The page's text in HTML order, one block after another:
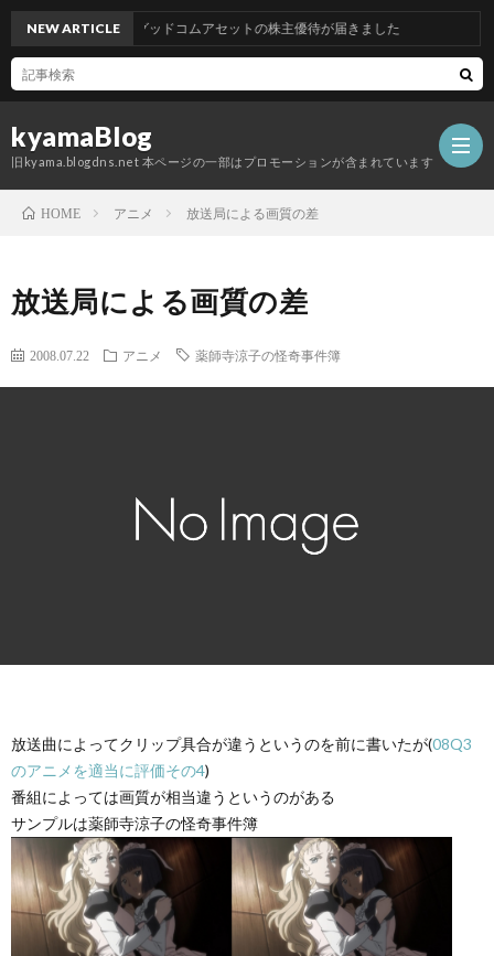
kyamaBlog
旧kyama.blogdns.net 本ページの一部はプロモーションが含まれています
NEW ARTICLEグッドコムアセットの株主優待が届きました
HOME アニメ 放送局による画質の差
放送局による画質の差
2008.07.22 アニメ 薬師寺涼子の怪奇事件簿
放送曲によってクリップ具合が違うというのを前に書いたが(08Q3
のアニメを適当に評価その4)
番組によっては画質が相当違うというのがある
サンプルは薬師寺涼子の怪奇事件簿